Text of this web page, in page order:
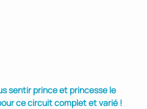
sentir prince et princesse le
ce circuit complet et varié !